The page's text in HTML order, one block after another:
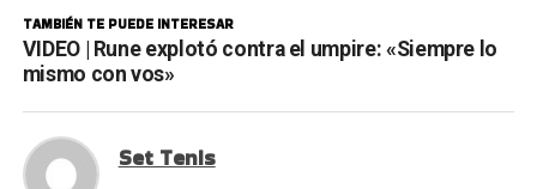
TAMBIÉN TE PUEDE INTERESAR
VIDEO | Rune explotó contra el umpire: «Siempre lo
mismo con vos»
Set Tenis